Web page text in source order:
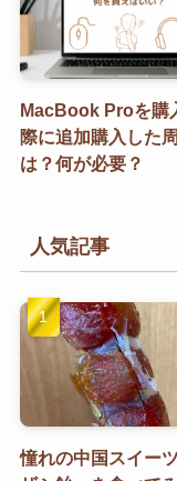
MacBook Proを購
際に追加購入した
は？何が必要？
人気記事
憧れの中国スイー